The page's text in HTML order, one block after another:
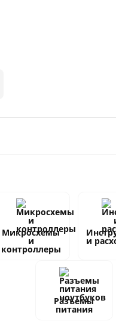
Микросхемы
и
контроллеры
и
Разъемы
питания